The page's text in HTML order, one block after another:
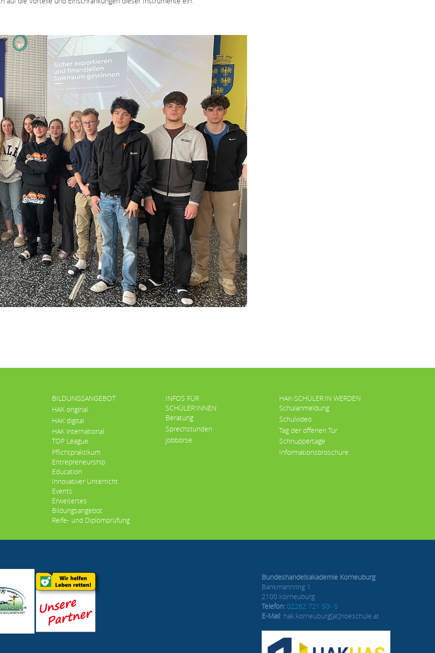
BILDUNGSANGEBOT
HAK original
HAK digital
HAK international
TOP League
Pflichtpraktikum
Entrepreneurship
Education
Innovativer Unterricht
Events
Erweitertes
Bildungsangebot
Reife- und Diplomprüfung
INFOS FÜR
SCHÜLER:INNEN
Beratung
Sprechstunden
Jobbörse
HAK-SCHÜLER:IN WERDEN
Schulanmeldung
Schulvideo
Tag der offenen Tür
Schnuppertage
Informationsbroschüre
Bundeshandelsakademie Korneuburg
Bankmannring 1
2100 Korneuburg
Telefon: 02262 721 50- 0
E-Mail: hak.korneuburg[at]noeschule.at